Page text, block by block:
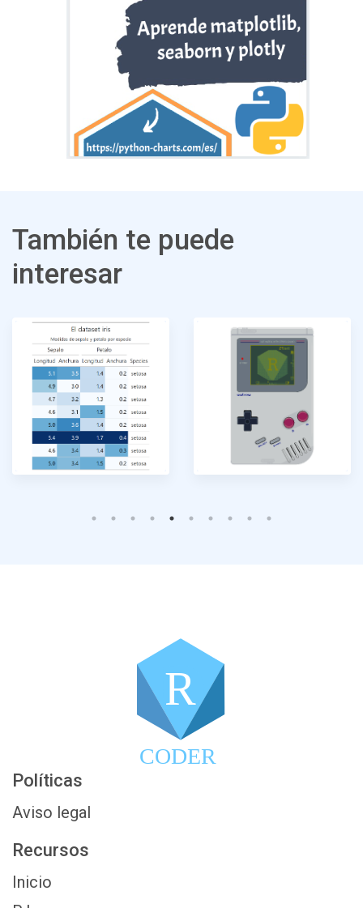
También te puede
interesar
R
CODER
Políticas
Aviso legal
Recursos
Inicio